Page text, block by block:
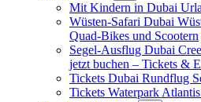
Mit Kindern in Dubai
Wüsten-Safari Dubai
Quad-Bikes und Scootern
Segel-Ausflug Dubai
jetzt buchen – Tickets &
Tickets Dubai Rundflug
Tickets Waterpark